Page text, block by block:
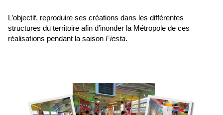
Infos
Enseignants /
Groupes
L’objectif, reproduire ses créations dans les différentes
structures du territoire afin d’inonder la Métropole de ces
réalisations pendant la saison Fiesta.